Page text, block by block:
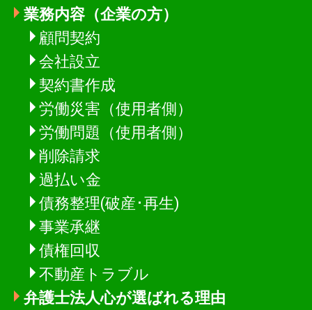
業務内容（企業の方）
顧問契約
会社設立
契約書作成
労働災害（使用者側）
労働問題（使用者側）
削除請求
過払い金
債務整理(破産･再生)
事業承継
債権回収
不動産トラブル
弁護士法人心が選ばれる理由